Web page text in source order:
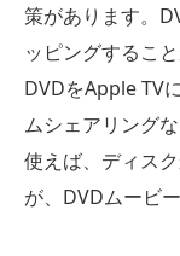
策があります。
ッピングするこ
DVDをApple TV
ムシェアリング
使えば、ディス
が、DVDムービ